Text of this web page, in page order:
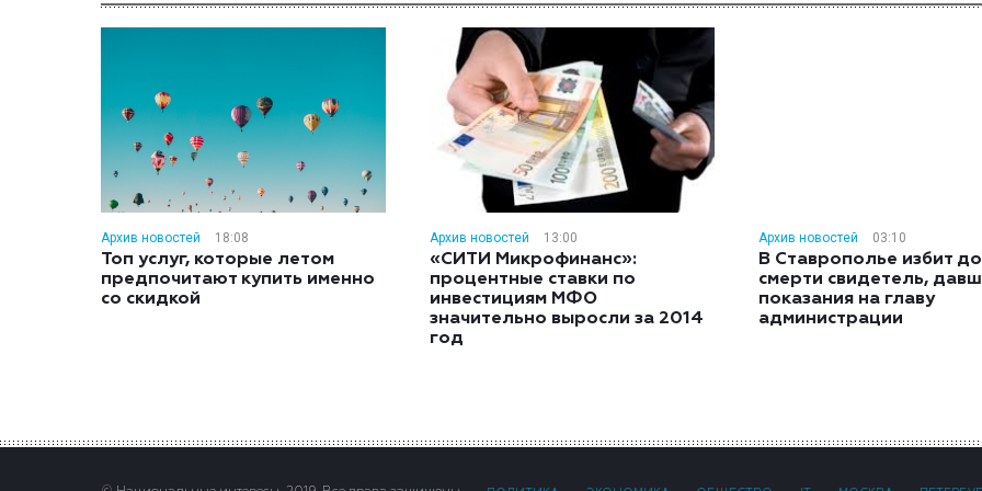
Архив новостей 18:08
Топ услуг, которые летом
предпочитают купить именно
со скидкой
Архив новостей 13:00
«СИТИ Микрофинанс»:
процентные ставки по
инвестициям МФО
значительно выросли за 2014
год
Архив новостей 03:10
В Ставрополье избит до
смерти свидетель,
показания на главу
администрации